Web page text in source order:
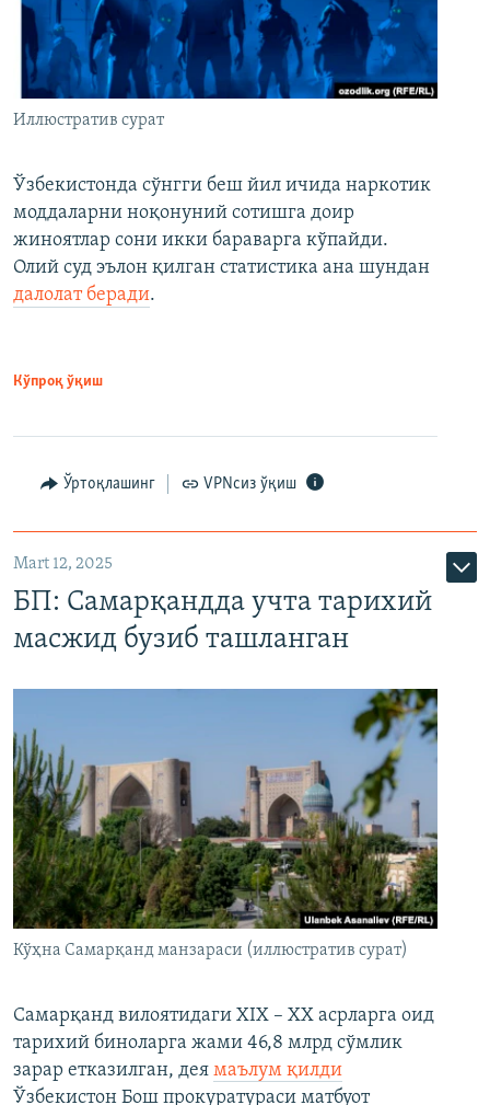
Иллюстратив сурат
Ўзбекистонда сўнгги беш йил ичида наркотик
моддаларни ноқонуний сотишга доир
жиноятлар сони икки бараварга кўпайди.
Олий суд эълон қилган статистика ана шундан
далолат беради.
Кўпроқ ўқиш
Ўртоқлашинг VPNсиз ўқиш
Mart 12, 2025
БП: Самарқандда учта тарихий
масжид бузиб ташланган
Кўҳна Самарқанд манзараси (иллюстратив сурат)
Самарқанд вилоятидаги XIX – XX асрларга оид
тарихий биноларга жами 46,8 млрд сўмлик
зарар етказилган, дея маълум қилди
Ўзбекистон Бош прокуратураси матбуот